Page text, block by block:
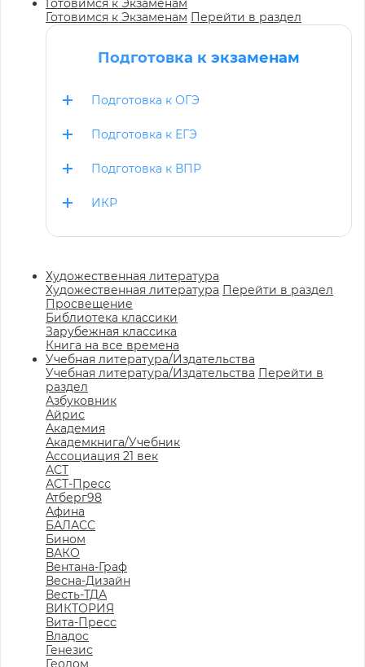
Готовимся к Экзаменам
Готовимся к Экзаменам Перейти в раздел
Подготовка к экзаменам
Подготовка к ОГЭ
Подготовка к ЕГЭ
Подготовка к ВПР
ИКР
Художественная литература
Художественная литература Перейти в раздел
Просвещение
Библиотека классики
Зарубежная классика
Книга на все времена
Учебная литература/Издательства
Учебная литература/Издательства Перейти в
раздел
Азбуковник
Айрис
Академия
Академкнига/Учебник
Ассоциация 21 век
АСТ
АСТ-Пресс
Атберг98
Афина
БАЛАСС
Бином
ВАКО
Вентана-Граф
Весна-Дизайн
Весть-ТДА
ВИКТОРИЯ
Вита-Пресс
Владос
Генезис
Геодом